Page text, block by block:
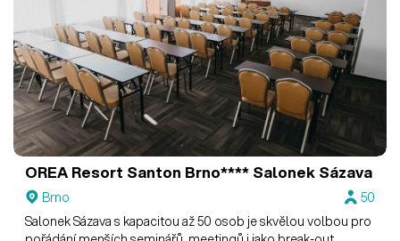
OREA Resort Santon Brno**** Salonek Sázava
Brno
50
Salonek Sázava s kapacitou až 50 osob je skvělou volbou pro